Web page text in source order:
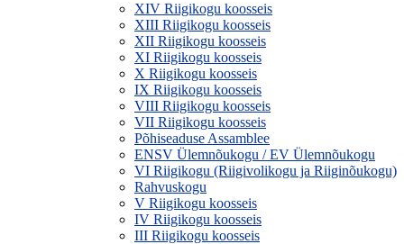
XIV Riigikogu koosseis
XIII Riigikogu koosseis
XII Riigikogu koosseis
XI Riigikogu koosseis
X Riigikogu koosseis
IX Riigikogu koosseis
VIII Riigikogu koosseis
VII Riigikogu koosseis
Põhiseaduse Assamblee
ENSV Ülemnõukogu / EV Ülemnõukogu
VI Riigikogu (Riigivolikogu ja Riiginõukogu)
Rahvuskogu
V Riigikogu koosseis
IV Riigikogu koosseis
III Riigikogu koosseis